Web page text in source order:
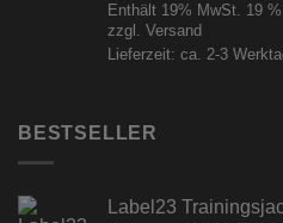
Enthält 19% MwSt. 19
zzgl. Versand
Lieferzeit: ca. 2-3
BESTSELLER
Label23